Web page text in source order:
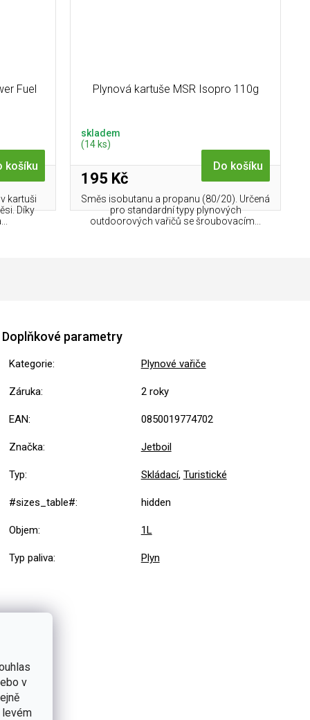
v
levém
Fuel
košíku
kartuši
Díky
Plynová kartuše MSR Isopro 110g
skladem
(14 ks)
195 Kč
Do košíku
Směs isobutanu a propanu (80/20). Určená
pro standardní typy plynových
outdoorových vařičů se šroubovacím...
Doplňkové parametry
Kategorie: Plynové vařiče
Záruka: 2 roky
EAN: 0850019774702
Značka: Jetboil
Typ: Skládací, Turistické
#sizes_table#: hidden
Objem: 1L
Typ paliva: Plyn